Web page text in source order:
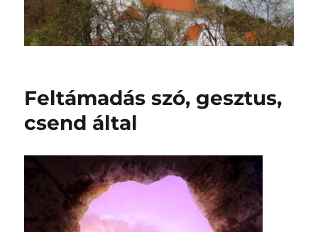
Feltámadás szó, gesztus,
csend által